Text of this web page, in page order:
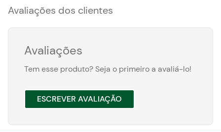
Avaliações dos clientes
Avaliações
Tem esse produto? Seja o primeiro a avaliá-lo!
ESCREVER AVALIAÇÃO